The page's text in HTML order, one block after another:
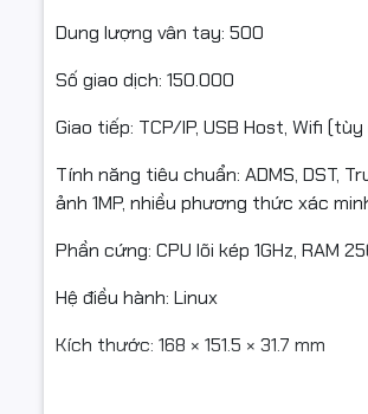
Dung lượng vân tay: 500
Số giao dịch: 150.000
Giao tiếp: TCP/IP, USB Host, Wifi
Tính năng tiêu chuẩn: ADMS, DST,
ảnh 1MP, nhiều phương thức xác
Phần cứng: CPU lõi kép 1GHz, RAM
Hệ điều hành: Linux
Kích thước: 168 × 151.5 × 31.7 mm